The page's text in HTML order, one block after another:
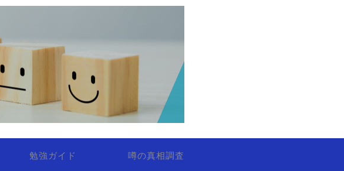
勉強ガイド 噂の真相調査